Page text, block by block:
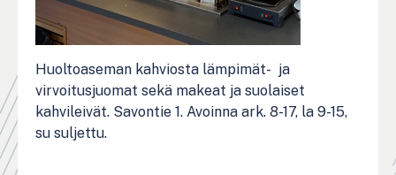
Huoltoaseman kahviosta lämpimät- ja
virvoitusjuomat sekä makeat ja suolaiset
kahvileivät. Savontie 1. Avoinna ark. 8-17, la 9-15,
su suljettu.